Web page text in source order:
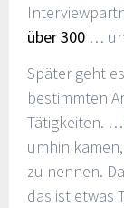
über300 …
Später geht
bestimmten
Tätigkeiten. …
umhin
zu nennen.
das ist etwas